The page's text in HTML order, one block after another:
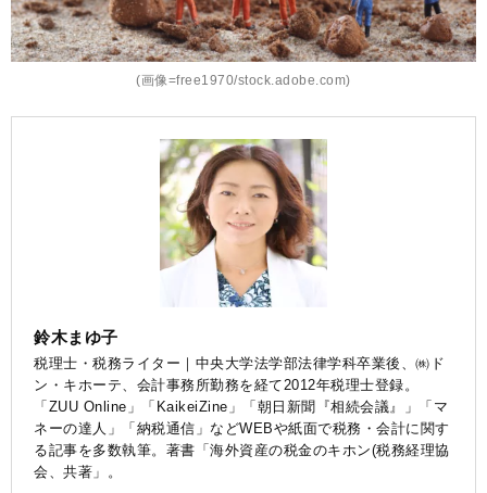
(画像=free1970/stock.adobe.com)
鈴木まゆ子
税理士・税務ライター｜中央大学法学部法律学科卒業後、㈱ド
ン・キホーテ、会計事務所勤務を経て2012年税理士登録。
「ZUU Online」「KaikeiZine」「朝日新聞『相続会議』」「マ
ネーの達人」「納税通信」などWEBや紙面で税務・会計に関す
る記事を多数執筆。著書「海外資産の税金のキホン(税務経理協
会、共著」。